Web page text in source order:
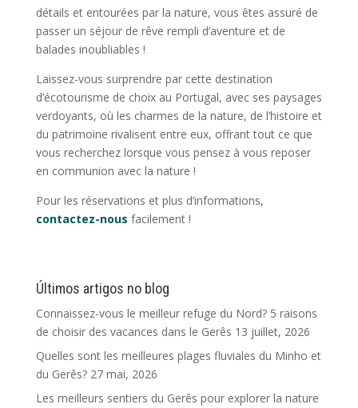
détails et entourées par la nature, vous êtes assuré de
passer un séjour de rêve rempli d’aventure et de
balades inoubliables !
Laissez-vous surprendre par cette destination
d’écotourisme de choix au Portugal, avec ses paysages
verdoyants, où les charmes de la nature, de l’histoire et
du patrimoine rivalisent entre eux, offrant tout ce que
vous recherchez lorsque vous pensez à vous reposer
en communion avec la nature !
Pour les réservations et plus d’informations,
contactez-nous facilement !
Últimos artigos no blog
Connaissez-vous le meilleur refuge du Nord? 5 raisons
de choisir des vacances dans le Gerês 13 juillet, 2026
Quelles sont les meilleures plages fluviales du Minho et
du Gerês? 27 mai, 2026
Les meilleurs sentiers du Gerês pour explorer la nature